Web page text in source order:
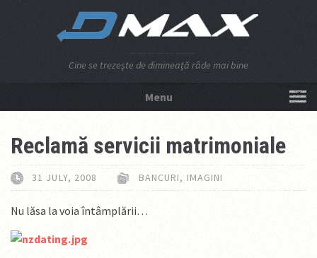
Cine se trezeşte de dimineaţă râde mai bine
Menu
Reclamă servicii matrimoniale
31 JULY, 2008 BANCURI, IMAGINI
Nu lăsa la voia întâmplării…